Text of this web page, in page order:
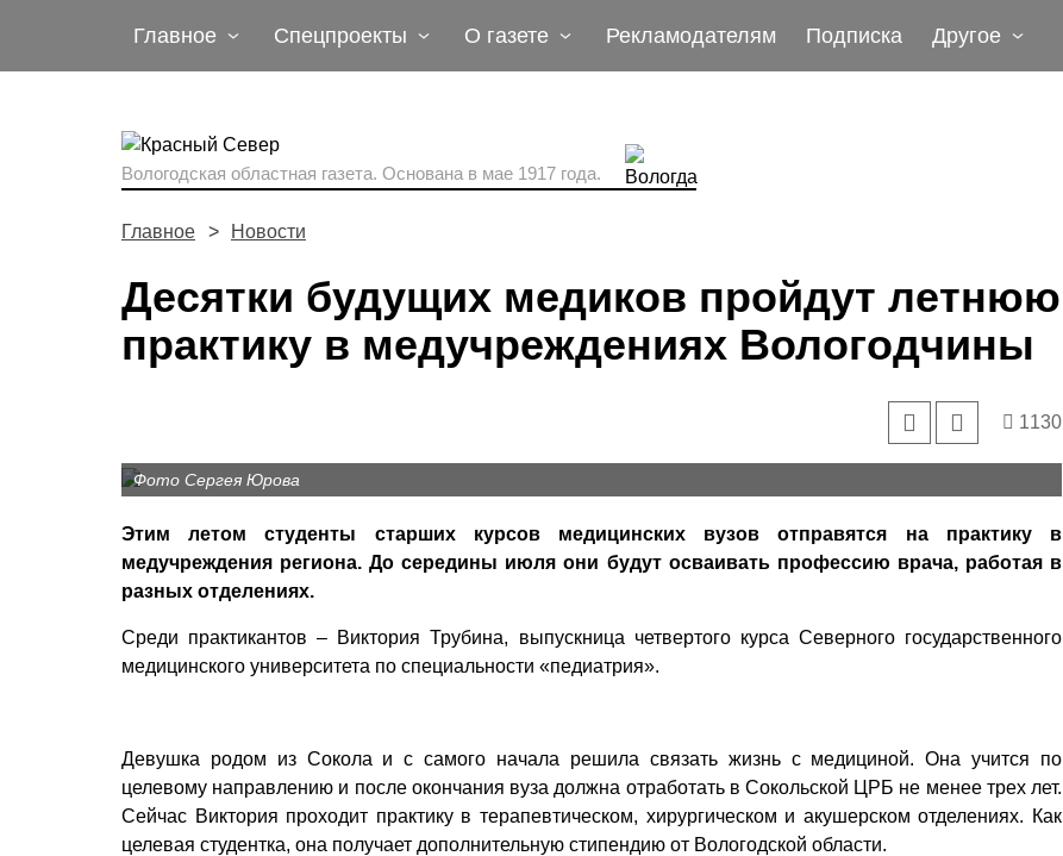
Главное Спецпроекты О газете Рекламодателям Подписка Другое
Вологодская областная газета. Основана в мае 1917 года.
Главное Новости
Десятки будущих медиков пройдут летнюю
практику в медучреждениях Вологодчины
1130
Фото Сергея Юрова
Этим летом студенты старших курсов медицинских вузов отправятся на практику в
медучреждения региона. До середины июля они будут осваивать профессию врача, работая в
разных отделениях.
Среди практикантов – Виктория Трубина, выпускница четвертого курса Северного государственного
медицинского университета по специальности «педиатрия».
Девушка родом из Сокола и с самого начала решила связать жизнь с медициной. Она учится по
целевому направлению и после окончания вуза должна отработать в Сокольской ЦРБ не менее трех лет.
Сейчас Виктория проходит практику в терапевтическом, хирургическом и акушерском отделениях. Как
целевая студентка, она получает дополнительную стипендию от Вологодской области.